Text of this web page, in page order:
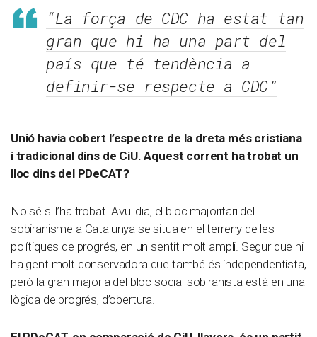
“La força de CDC ha estat tan
gran que hi ha una part del
país que té tendència a
definir-se respecte a CDC”
Unió havia cobert l’espectre de la dreta més cristiana
i tradicional dins de CiU. Aquest corrent ha trobat un
lloc dins del PDeCAT?
No sé si l’ha trobat. Avui dia, el bloc majoritari del
sobiranisme a Catalunya se situa en el terreny de les
polítiques de progrés, en un sentit molt ampli. Segur que hi
ha gent molt conservadora que també és independentista,
però la gran majoria del bloc social sobiranista està en una
lògica de progrés, d’obertura.